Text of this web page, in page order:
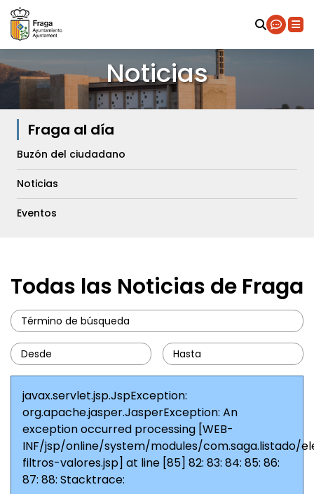
Noticias
Fraga al día
Buzón del ciudadano
Noticias
Eventos
Todas las Noticias de Fraga
javax.servlet.jsp.JspException:
org.apache.jasper.JasperException: An
exception occurred processing [WEB-
INF/jsp/online/system/modules/com.saga.listado/
filtros-valores.jsp] at line [85] 82: 83: 84: 85: 86:
87: 88: Stacktrace: